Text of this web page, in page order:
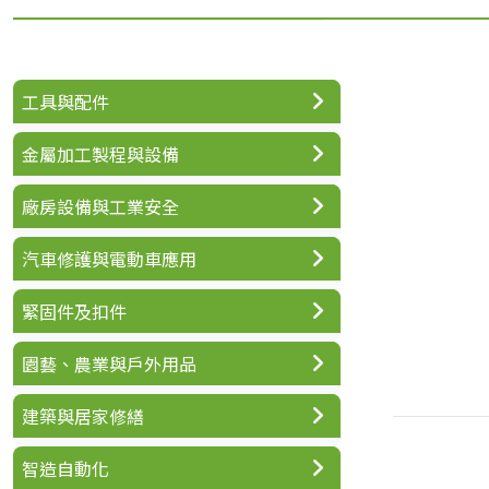
工具與配件
金屬加工製程與設備
廠房設備與工業安全
汽車修護與電動車應用
緊固件及扣件
園藝、農業與戶外用品
建築與居家修繕
智造自動化